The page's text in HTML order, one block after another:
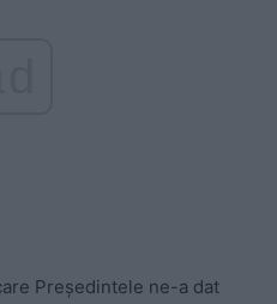
Președintele ne-a dat